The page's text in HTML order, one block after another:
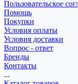
Пользовательское
Помощь
Покупки
Условия оплаты
Условия доставки
Вопрос - ответ
Бренды
Контакты
...